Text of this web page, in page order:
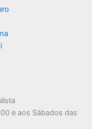
e aos Sábados das